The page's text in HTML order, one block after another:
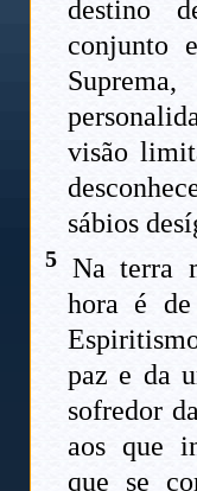
destino
conjunto
visão
sábios
5 Na terra
hora é de
paz e da
sofredor
aos que
que se